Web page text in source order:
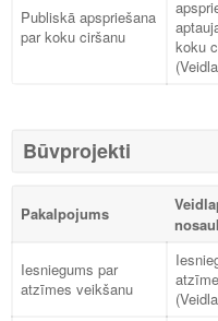
Publiskā apspriešana
par koku ciršanu
koku
Būvprojekti
Pakalpojums
Iesniegums par
atzīmes veikšanu